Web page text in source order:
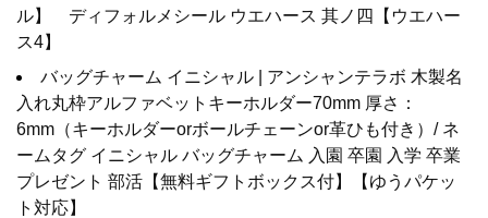
ル】 ディフォルメシール ウエハース 其ノ四【ウエハー
ス4】
バッグチャーム イニシャル | アンシャンテラボ 木製名
入れ丸枠アルファベットキーホルダー70mm 厚さ：
6mm（キーホルダーorボールチェーンor革ひも付き）/ ネ
ームタグ イニシャル バッグチャーム 入園 卒園 入学 卒業
プレゼント 部活【無料ギフトボックス付】【ゆうパケッ
ト対応】